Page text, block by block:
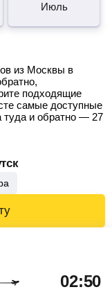
Июль
из Москвы в
подходящие
самые доступные
туда и обратно — 27
02:50